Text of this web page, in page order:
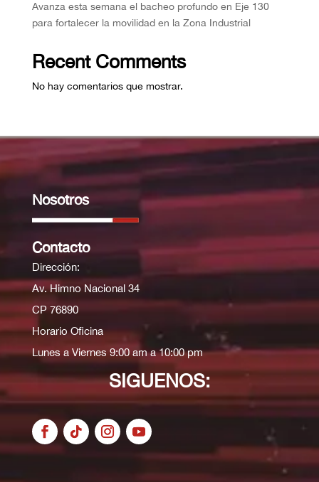
Avanza esta semana el bacheo profundo en Eje 130
para fortalecer la movilidad en la Zona Industrial
Recent Comments
No hay comentarios que mostrar.
Nosotros
Contacto
Dirección:
Av. Himno Nacional 34
CP 76890
Horario Oficina
Lunes a Viernes 9:00 am a 10:00 pm
SIGUENOS: